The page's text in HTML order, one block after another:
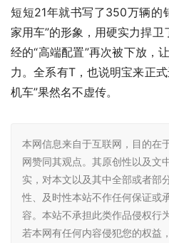
短短21年就书写了350万辆的
家用车”的形象，用硬实力捍
经的“高端配置”再次被下放，
力。全系有T，也说明宝来正
机车”果然名不虚传。
本网信息来自于互联网，目的在
网赞同其观点。其原创性以及文
实，对本文以及其中全部或者部
性、及时性本站不作任何保证或
容。本站不承担此类作品侵权行
若本网有任何内容侵犯您的权益